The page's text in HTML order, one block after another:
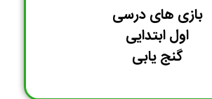
بازی های درسی
اول ابتدایی
گنج یابی